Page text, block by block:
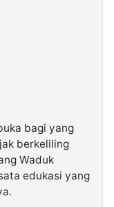
bagi yang
berkeliling
Waduk
edukasi yang